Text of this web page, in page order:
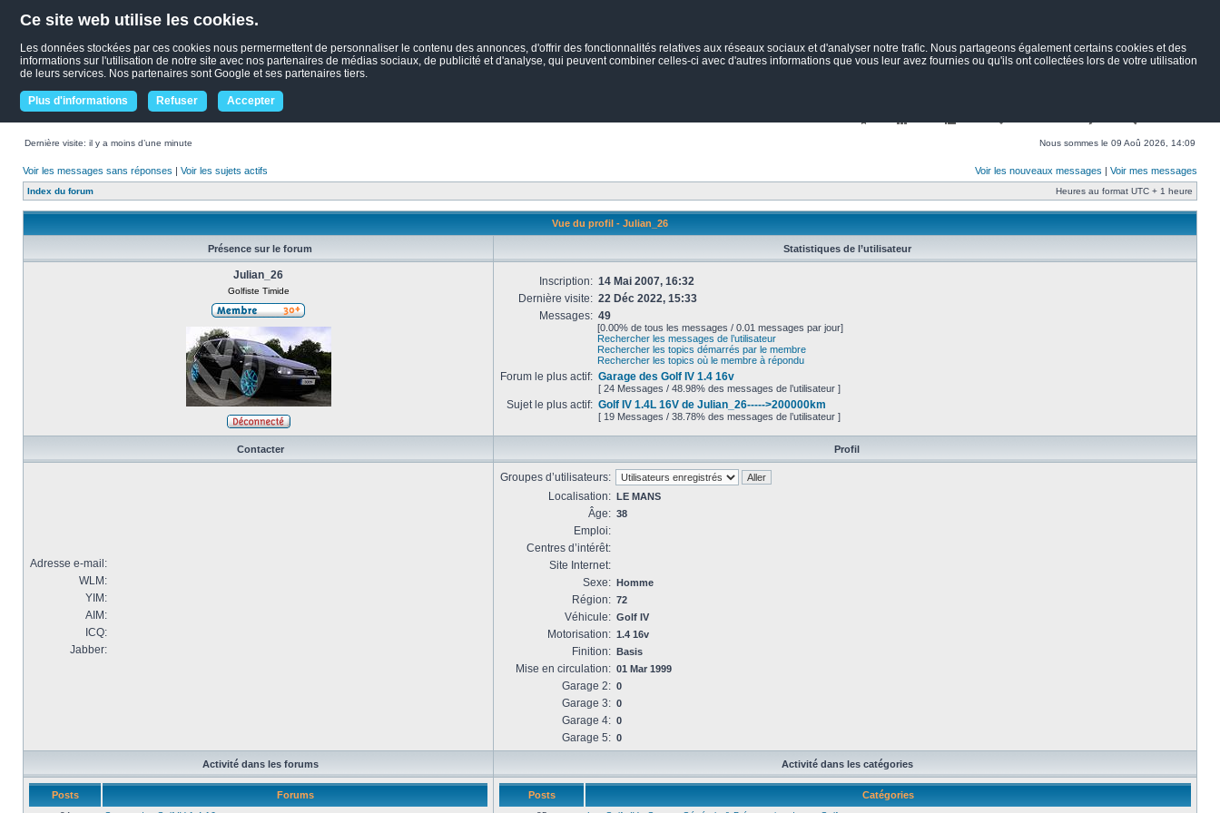
Ce site web utilise les cookies.
Les données stockées par ces cookies nous permermettent de personnaliser le contenu des annonces, d'offrir des fonctionnalités relatives aux réseaux sociaux et d'analyser notre trafic. Nous partageons également certains cookies et des
informations sur l'utilisation de notre site avec nos partenaires de médias sociaux, de publicité et d'analyse, qui peuvent combiner celles-ci avec d'autres informations que vous leur avez fournies ou qu'ils ont collectées lors de votre utilisation
de leurs services. Nos partenaires sont Google et ses partenaires tiers.
Plus d'informations Refuser Accepter
Dernière visite: il y a moins d’une minute Nous sommes le 09 Aoû 2026, 14:09
Voir les messages sans réponses | Voir les sujets actifs Voir les nouveaux messages | Voir mes messages
Index du forum Heures au format UTC + 1 heure
Vue du profil - Julian_26
Présence sur le forum Statistiques de l’utilisateur
Julian_26
Golfiste Timide
Inscription: 14 Mai 2007, 16:32
Dernière visite: 22 Déc 2022, 15:33
Messages: 49
[0.00% de tous les messages / 0.01 messages par jour]
Rechercher les messages de l’utilisateur
Rechercher les topics démarrés par le membre
Rechercher les topics où le membre à répondu
Forum le plus actif: Garage des Golf IV 1.4 16v
[ 24 Messages / 48.98% des messages de l’utilisateur ]
Sujet le plus actif: Golf IV 1.4L 16V de Julian_26----->200000km
[ 19 Messages / 38.78% des messages de l’utilisateur ]
Contacter Profil
Adresse e-mail:
WLM:
YIM:
AIM:
ICQ:
Jabber:
Groupes d’utilisateurs:
Localisation: LE MANS
Âge: 38
Emploi:
Centres d’intérêt:
Site Internet:
Sexe: Homme
Région: 72
Véhicule: Golf IV
Motorisation: 1.4 16v
Finition: Basis
Mise en circulation: 01 Mar 1999
Garage 2: 0
Garage 3: 0
Garage 4: 0
Garage 5: 0
Activité dans les forums Activité dans les catégories
Posts Forums Posts Catégories